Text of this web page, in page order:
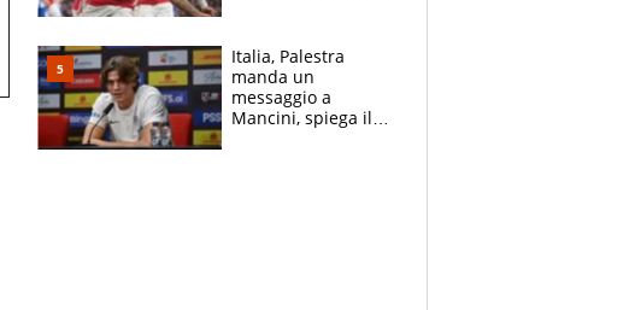
tabellone
Italia, Palestra
manda un
messaggio a
Mancini, spiega il